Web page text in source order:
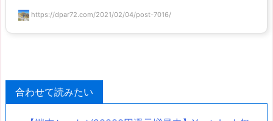
https://dpar72.com/2021/02/04/post-7016/
合わせて読みたい